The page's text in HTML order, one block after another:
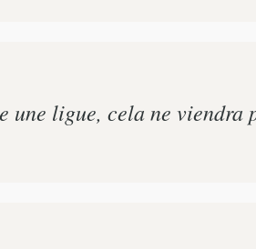
une ligue, cela ne